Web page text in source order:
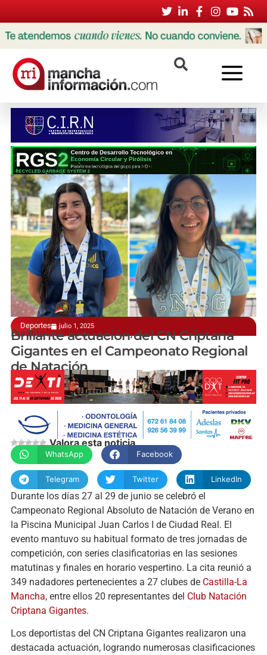
Deportes julio 1, 2025
Durante los días 27 al 29 de junio
Brillante actuación del CN Criptana
Gigantes en el Campeonato Regional
de Natación
manchainformacion.com
Valora esta noticia
WhatsApp Facebook
Telegram Twitter LinkedIn
Durante los días 27 al 29 de junio se celebró el
Campeonato Regional Absoluto de Natación de Verano en
la Piscina Municipal Juan Carlos I de Ciudad Real. El
evento mantuvo su habitual formato de tres jornadas de
competición, con series clasificatorias en las sesiones
matutinas y finales en horario vespertino. La cita reunió a
349 nadadores pertenecientes a 27 clubes de Castilla-La
Mancha, entre ellos 20 representantes del Club Natación
Criptana Gigantes.
Los deportistas del CN Criptana Gigantes realizaron una
destacada actuación, logrando numerosas clasificaciones